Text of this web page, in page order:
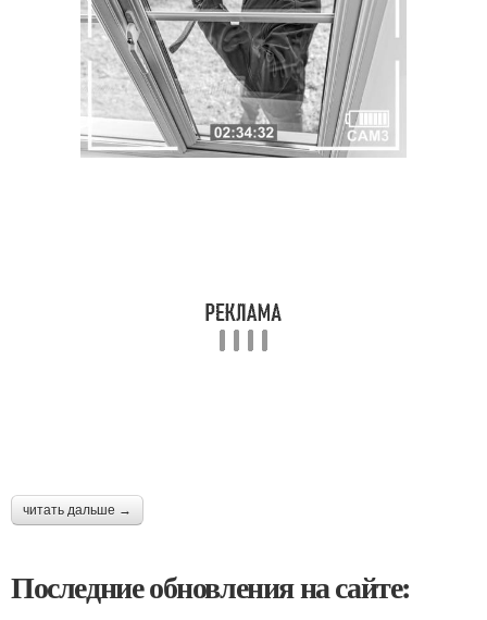
читать дальше →
Последние обновления на сайте: